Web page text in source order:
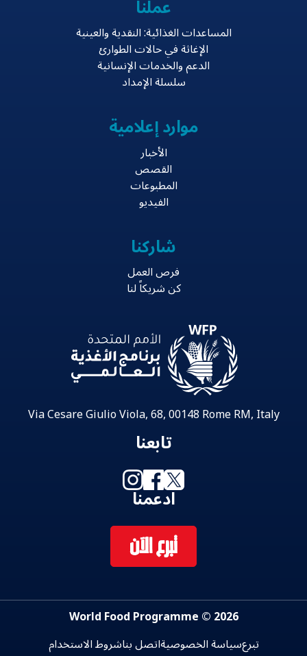
عملنا
المساعدات الغذائية: النقدية والعينية
الإغاثة في حالات الطوارئ
الدعم والخدمات الإنسانية
سلسلة الإمداد
موارد إعلامية
الأخبار
القصص
المطبوعات
الفيديو
شاركنا
فرص العمل
كن شريكاً لنا
Via Cesare Giulio Viola, 68, 00148 Rome RM, Italy
تابعنا
ادعمنا
تبرع الآن
2026 © World Food Programme
تبرعسياسة الخصوصيةاتصل بناشروط الاستخدام